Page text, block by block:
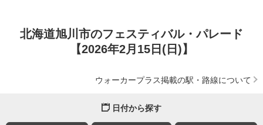
北海道旭川市のフェスティバル・パレード
【2026年2月15日(日)】
ウォーカープラス掲載の駅・路線について
日付から探す